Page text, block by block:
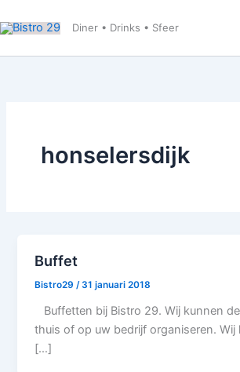
naar
Diner • Drinks • Sfeer
honselersdijk
Buffet
Bistro29/31 januari 2018
Buffetten bij Bistro 29. Wij kunnen
thuis of op uw bedrijf organiseren. Wij
[…]